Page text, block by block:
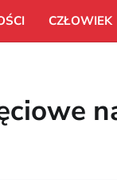
CZŁOWIEK